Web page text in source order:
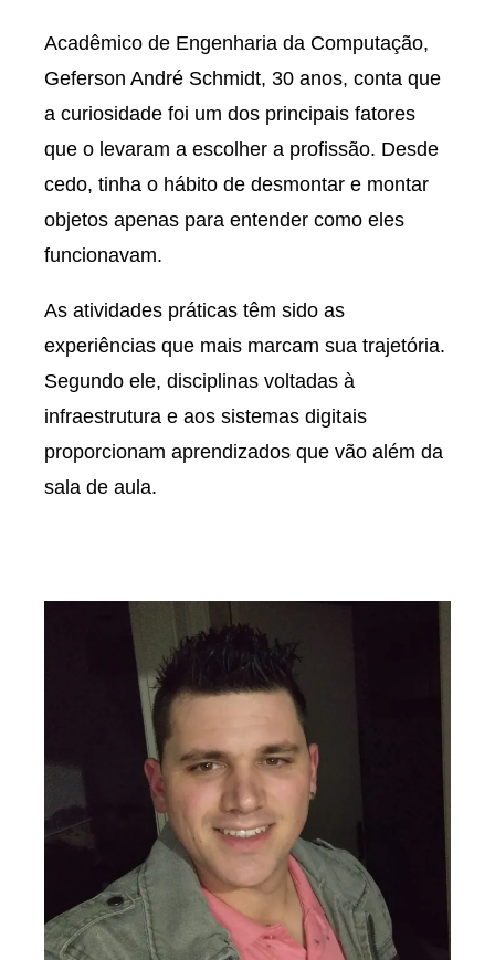
Acadêmico de Engenharia da Computação,
Geferson André Schmidt, 30 anos, conta que
a curiosidade foi um dos principais fatores
que o levaram a escolher a profissão. Desde
cedo, tinha o hábito de desmontar e montar
objetos apenas para entender como eles
funcionavam.
As atividades práticas têm sido as
experiências que mais marcam sua trajetória.
Segundo ele, disciplinas voltadas à
infraestrutura e aos sistemas digitais
proporcionam aprendizados que vão além da
sala de aula.